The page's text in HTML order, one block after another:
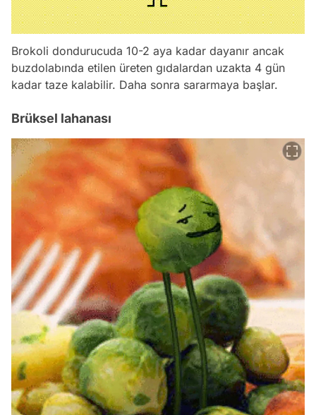
Brokoli dondurucuda 10-2 aya kadar dayanır ancak
buzdolabında etilen üreten gıdalardan uzakta 4 gün
kadar taze kalabilir. Daha sonra sararmaya başlar.
Brüksel lahanası